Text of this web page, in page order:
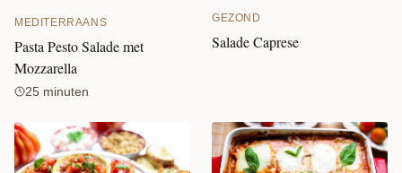
MEDITERRAANS
Pasta Pesto Salade met
Mozzarella
25 minuten
GEZOND
Salade Caprese